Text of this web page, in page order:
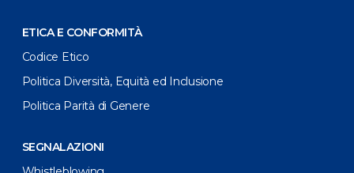
ETICA E CONFORMITÀ
Codice Etico
Politica Diversità, Equità ed Inclusione
Politica Parità di Genere
SEGNALAZIONI